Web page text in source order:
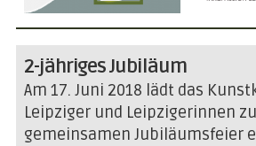
2-jähriges Jubiläum
Am 17. Juni 2018 lädt das
Leipziger und Leipzigerinnen
gemeinsamen Jubiläumsfeier